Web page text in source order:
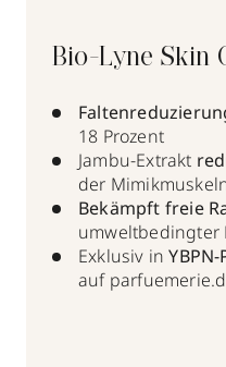
Bio-Lyne Skin
18 Prozent
Jambu-Extrakt
der
Bekämpft freie
umweltbedingter
Exklusiv in
auf